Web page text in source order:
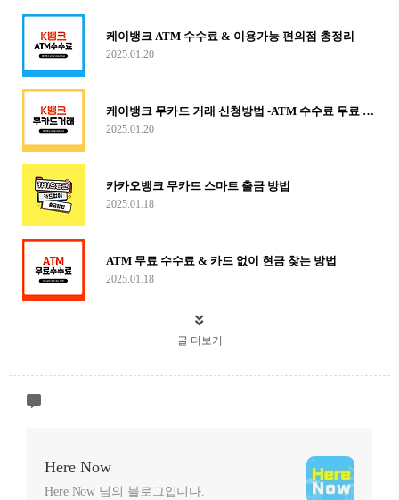
케이뱅크 ATM 수수료 & 이용가능 편의점 총정리
2025.01.20
케이뱅크 무카드 거래 신청방법 -ATM 수수료 무료 혜택
2025.01.20
카카오뱅크 무카드 스마트 출금 방법
2025.01.18
ATM 무료 수수료 & 카드 없이 현금 찾는 방법
2025.01.18
글 더보기
Here Now
Here Now 님의 블로그입니다.